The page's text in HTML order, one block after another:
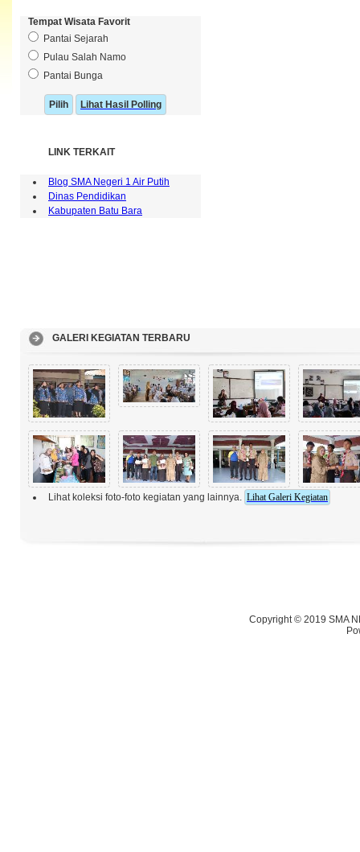
Tempat Wisata Favorit
Pantai Sejarah
Pulau Salah Namo
Pantai Bunga
Lihat Hasil Polling
LINK TERKAIT
Blog SMA Negeri 1 Air Putih
Dinas Pendidikan
Kabupaten Batu Bara
GALERI KEGIATAN TERBARU
Lihat koleksi foto-foto kegiatan yang lainnya. Lihat Galeri Kegiatan
Copyright © 2019 SMA